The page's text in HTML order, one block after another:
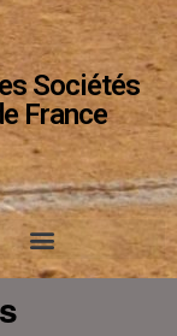
Sociétés
France